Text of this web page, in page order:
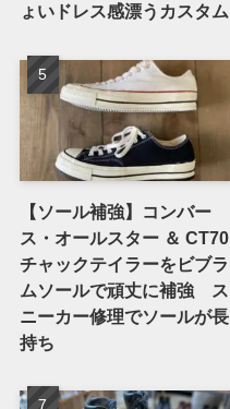
ょいドレス感漂うカスタム
【ソール補強】コンバー
ス・オールスター ＆ CT70
チャックテイラーをビブラ
ムソールで頑丈に補強 ス
ニーカー修理でソールが長
持ち